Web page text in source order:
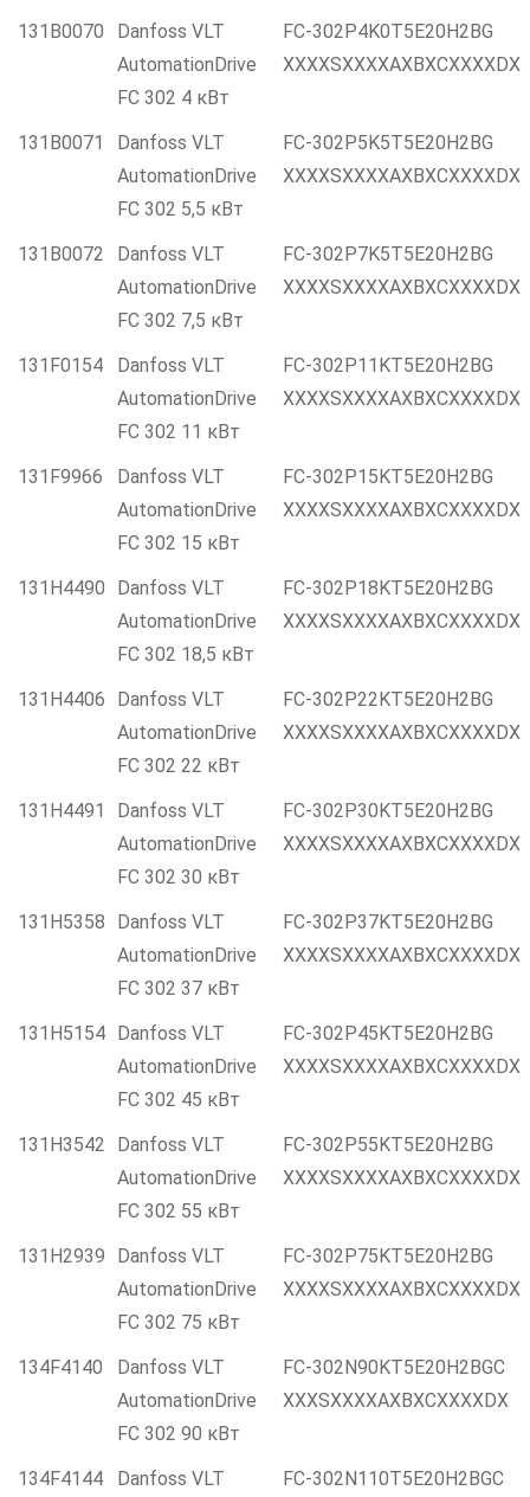
131B0070
Danfoss VLT
AutomationDrive
FC 302 4 кВт
FC-302P4K0T5E20H2BG
XXXXSXXXXAXBXCXXXXDX
131B0071
Danfoss VLT
AutomationDrive
FC 302 5,5 кВт
FC-302P5K5T5E20H2BG
XXXXSXXXXAXBXCXXXXDX
131B0072
Danfoss VLT
AutomationDrive
FC 302 7,5 кВт
FC-302P7K5T5E20H2BG
XXXXSXXXXAXBXCXXXXDX
131F0154
Danfoss VLT
AutomationDrive
FC 302 11 кВт
FC-302P11KT5E20H2BG
XXXXSXXXXAXBXCXXXXDX
131F9966
Danfoss VLT
AutomationDrive
FC 302 15 кВт
FC-302P15KT5E20H2BG
XXXXSXXXXAXBXCXXXXDX
131H4490
Danfoss VLT
AutomationDrive
FC 302 18,5 кВт
FC-302P18KT5E20H2BG
XXXXSXXXXAXBXCXXXXDX
131H4406
Danfoss VLT
AutomationDrive
FC 302 22 кВт
FC-302P22KT5E20H2BG
XXXXSXXXXAXBXCXXXXDX
131H4491
Danfoss VLT
AutomationDrive
FC 302 30 кВт
FC-302P30KT5E20H2BG
XXXXSXXXXAXBXCXXXXDX
131H5358
Danfoss VLT
AutomationDrive
FC 302 37 кВт
FC-302P37KT5E20H2BG
XXXXSXXXXAXBXCXXXXDX
131H5154
Danfoss VLT
AutomationDrive
FC 302 45 кВт
FC-302P45KT5E20H2BG
XXXXSXXXXAXBXCXXXXDX
131H3542
Danfoss VLT
AutomationDrive
FC 302 55 кВт
FC-302P55KT5E20H2BG
XXXXSXXXXAXBXCXXXXDX
131H2939
Danfoss VLT
AutomationDrive
FC 302 75 кВт
FC-302P75KT5E20H2BG
XXXXSXXXXAXBXCXXXXDX
134F4140
Danfoss VLT
AutomationDrive
FC 302 90 кВт
FC-302N90KT5E20H2BGC
XXXSXXXXAXBXCXXXXDX
134F4144 Danfoss VLT FC-302N110T5E20H2BGC